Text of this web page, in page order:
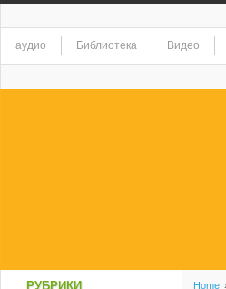
аудио Библиотека Видео
Home
РУБРИКИ